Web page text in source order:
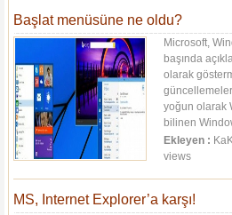
Başlat menüsüne ne oldu?
Microsoft,
başında
olarak
yoğun olarak
bilinen
Ekleyen :
views
MS, Internet Explorer’a karşı!